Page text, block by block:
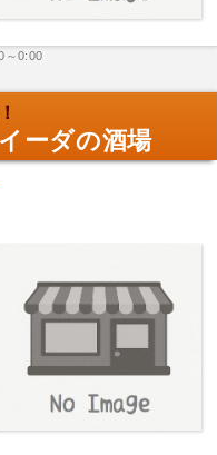
～0:00
ーダの酒場